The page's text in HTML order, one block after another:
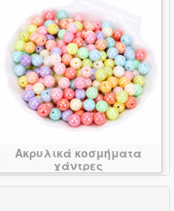
Ακρυλικά κοσμήματα
χάντρες